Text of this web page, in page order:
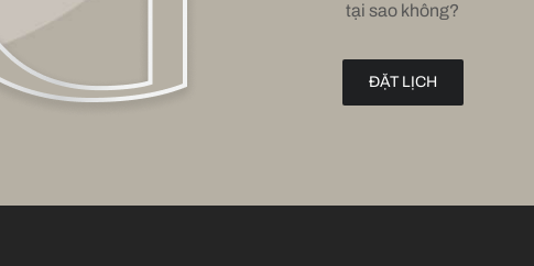
tại sao không?
ĐẶT LỊCH